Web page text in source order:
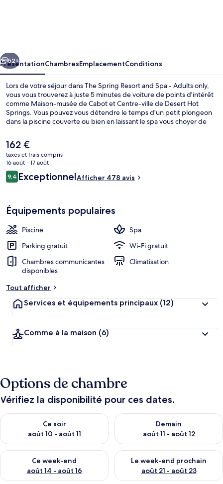
Spa
-
Adults
only
Suivant
52+
PrésentationChambresEmplacementConditions
Lors de votre séjour dans The Spring Resort and Spa - Adults only,
vous vous trouverez à juste 5 minutes de voiture de points d'intérêt
comme Maison-musée de Cabot et Centre-ville de Desert Hot
Springs. Vous pouvez vous détendre le temps d'un petit plongeon
dans la piscine couverte ou bien en laissant le spa vous choyer de
soins d'hydrothérapie. Parmi les autres petits avantages de cet
hébergement figurent 2 piscines extérieures, un bain à remous et
un sauna. Les autres voyageurs ne disent que du bien en ce qui
concerne le personnel attentionné.
Le
prix
actuel
est
de
162 €
taxes et frais compris
16 août - 17 août
Avis
voyageurs
9,49,4 sur 10
ExceptionnelAfficher 478 avis
Équipements populaires
Piscine
Spa
Parking gratuit
Wi-Fi gratuit
Chambres communicantes
disponibles
Climatisation
Tout afficher
Services et équipements principaux (12)
Comme à la maison (6)
Options de chambre
Vérifiez la disponibilité pour ces dates.
Ce soir
août 10 - août 11
Vérifier la disponibilité pour ce soir août 10 - août 11
Demain
août 11 - août 12
Vérifier la disponibilité pour
Ce week-end
août 14 - août 16
Vérifier la disponibilité pour ce week-end août 14 - août 16
Le week-end prochain
août 21 - août 23
Vérifier la disponibilité pour